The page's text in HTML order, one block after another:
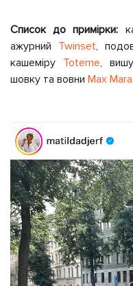
Список до примірки:
ажурний Twinset,
кашеміру Toteme,
шовку та вовни Max Mara.